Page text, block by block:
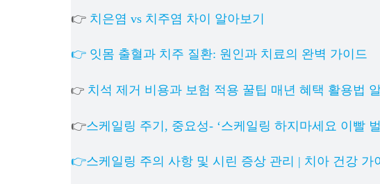
👉 치은염 vs 치주염 차이 알아보기
👉 잇몸 출혈과 치주 질환: 원인과 치료의 완벽 가이드
👉 치석 제거 비용과 보험 적용 꿀팁 매년 혜택 활용법
👉스케일링 주기, 중요성- ‘스케일링 하지마세요 이빨
👉스케일링 주의 사항 및 시린 증상 관리 | 치아 건강 가